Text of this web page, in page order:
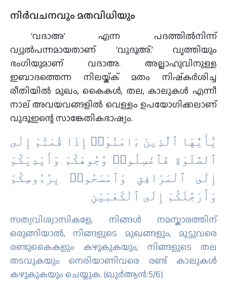
നിർവചനവും മതവിധിയും
‘വദാഅ’ എന്ന പദത്തിൽനിന്ന്
വ്യുൽപന്നമായതാണ് ‘വുദൂഅ്.’ വൃത്തിയും
ഭംഗിയുമാണ് വദാഅ. അല്ലാഹുവിനുള്ള
ഇബാദത്തെന്ന നിലയ്ക്ക് മതം നിഷ്‌കർശിച്ച
രീതിയിൽ മുഖം, കൈകൾ, തല, കാലുകൾ എന്നീ
നാല് അവയവങ്ങളിൽ വെള്ളം ഉപയോഗിക്കലാണ്
വുദൂഇന്റെ സാങ്കേതികഭാഷ്യം.
يَٰٓأَيُّهَا ٱلَّذِينَ ءَامَنُوٓا۟ إِذَا قُمْتُمْ إِلَى
ٱلصَّلَوٰةِ فَٱغْسِلُوا۟ وُجُوهَكُمْ وَأَيْدِيَكُمْ
إِلَى ٱلْمَرَافِقِ وَٱمْسَحُوا۟ بِرُءُوسِكُمْ
وَأَرْجُلَكُمْ إِلَى ٱلْكَعْبَيْنِ
സത്യവിശ്വാസികളേ, നിങ്ങള്‍ നമസ്കാരത്തിന്
ഒരുങ്ങിയാല്‍, നിങ്ങളുടെ മുഖങ്ങളും, മുട്ടുവരെ
രണ്ടുകൈകളും കഴുകുകയും, നിങ്ങളുടെ തല
തടവുകയും നെരിയാണിവരെ രണ്ട് കാലുകള്‍
കഴുകുകയും ചെയ്യുക. (ഖുർആൻ:5/6)